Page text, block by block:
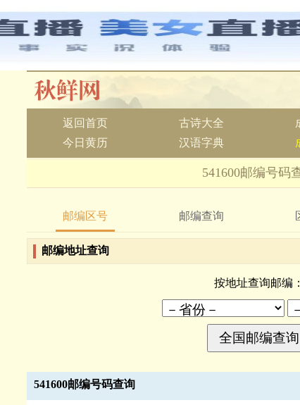
返回首页 古诗大全
今日黄历
汉语字典
541600邮编号码
邮编区号 邮编查询
邮编地址查询
按地址查询邮编：
541600邮编号码查询